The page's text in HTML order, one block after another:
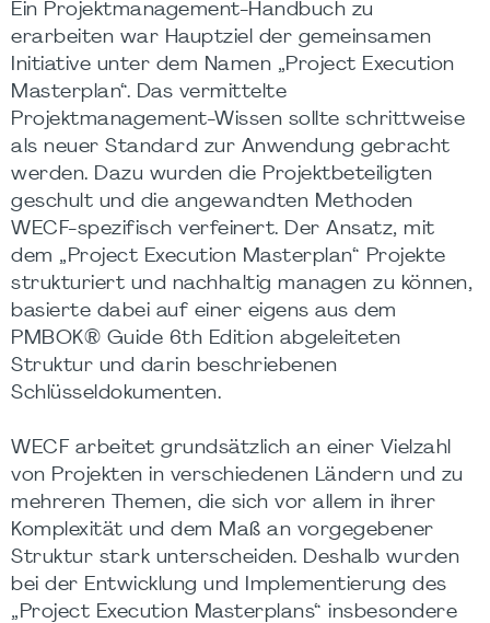
Ein Projektmanagement-Handbuch zu
erarbeiten war Hauptziel der gemeinsamen
Initiative unter dem Namen „Project Execution
Masterplan“. Das vermittelte
Projektmanagement-Wissen sollte schrittweise
als neuer Standard zur Anwendung gebracht
werden. Dazu wurden die Projektbeteiligten
geschult und die angewandten Methoden
WECF-spezifisch verfeinert. Der Ansatz, mit
dem „Project Execution Masterplan“ Projekte
strukturiert und nachhaltig managen zu können,
basierte dabei auf einer eigens aus dem
PMBOK® Guide 6th Edition abgeleiteten
Struktur und darin beschriebenen
Schlüsseldokumenten.
WECF arbeitet grundsätzlich an einer Vielzahl
von Projekten in verschiedenen Ländern und zu
mehreren Themen, die sich vor allem in ihrer
Komplexität und dem Maß an vorgegebener
Struktur stark unterscheiden. Deshalb wurden
bei der Entwicklung und Implementierung des
„Project Execution Masterplans“ insbesondere